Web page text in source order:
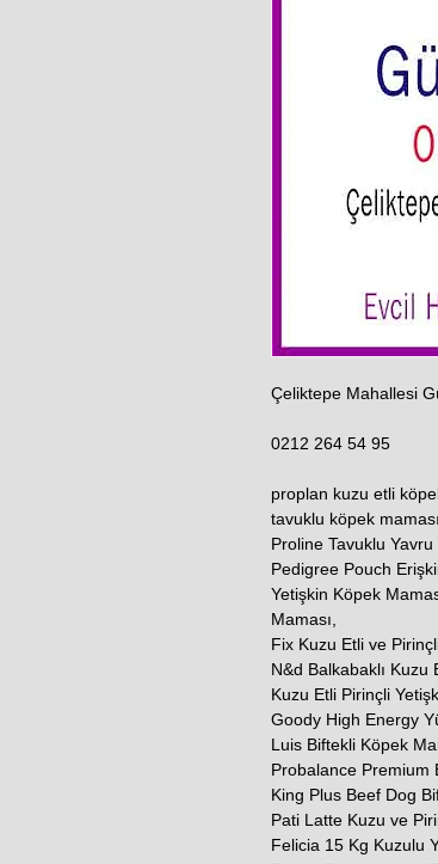
Çeliktepe Mahallesi
0212 264 54 95
proplan kuzu etli
tavuklu köpek maması,
Proline Tavuklu Yavru
Pedigree Pouch
Yetişkin Köpek
Maması,
Fix Kuzu Etli ve
N&d Balkabaklı
Kuzu Etli Pirinçli
Goody High Energy
Luis Biftekli Köpek
Probalance Premium
King Plus Beef Dog
Pati Latte Kuzu ve
Felicia 15 Kg Kuzulu